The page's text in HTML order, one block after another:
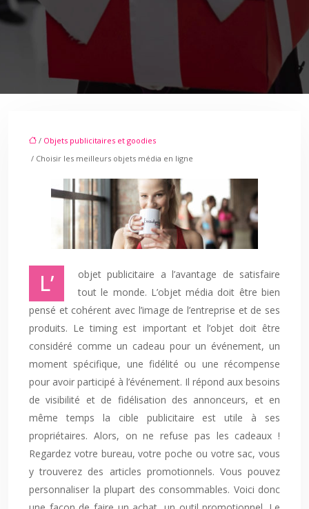
/ Objets publicitaires et goodies
/ Choisir les meilleurs objets média en ligne
L’objet publicitaire a l’avantage de satisfaire
tout le monde. L’objet média doit être bien
pensé et cohérent avec l’image de l’entreprise et de ses
produits. Le timing est important et l’objet doit être
considéré comme un cadeau pour un événement, un
moment spécifique, une fidélité ou une récompense
pour avoir participé à l’événement. Il répond aux besoins
de visibilité et de fidélisation des annonceurs, et en
même temps la cible publicitaire est utile à ses
propriétaires. Alors, on ne refuse pas les cadeaux !
Regardez votre bureau, votre poche ou votre sac, vous
y trouverez des articles promotionnels. Vous pouvez
personnaliser la plupart des consommables. Voici donc